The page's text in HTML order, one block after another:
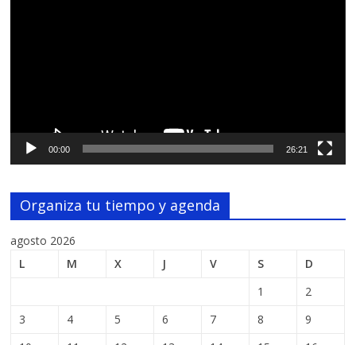
00:00 26:21
Organiza tu tiempo y agenda
agosto 2026
L
M X J V S
D
1
2
3
4 5 6 7 8
9